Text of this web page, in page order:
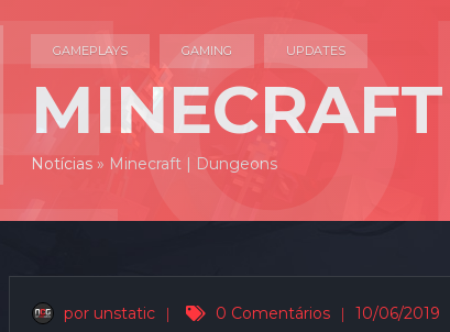
GAMEPLAYS GAMING UPDATES
Notícias » Minecraft | Dungeons
por unstatic | 0 Comentários | 10/06/2019